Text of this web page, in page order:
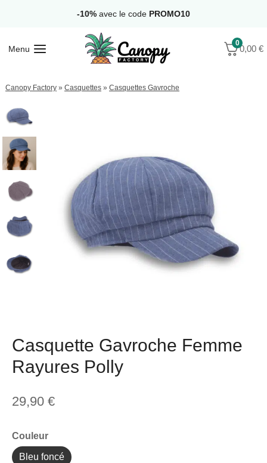
-10% avec le code PROMO10
Menu
0
0,00 €
Canopy Factory » Casquettes » Casquettes Gavroche
Casquette Gavroche Femme
Rayures Polly
29,90 €
Couleur
Bleu foncé